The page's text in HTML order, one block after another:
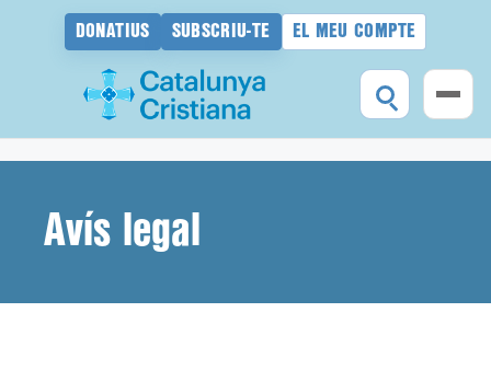
DONATIUS SUBSCRIU-TE EL MEU COMPTE
Avís legal